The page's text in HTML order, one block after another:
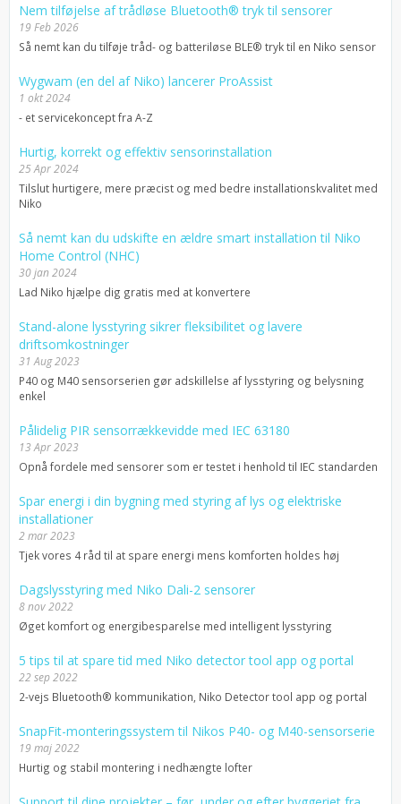
Nem tilføjelse af trådløse Bluetooth® tryk til sensorer
19 Feb 2026
Så nemt kan du tilføje tråd- og batteriløse BLE® tryk til en Niko sensor
Wygwam (en del af Niko) lancerer ProAssist
1 okt 2024
- et servicekoncept fra A-Z
Hurtig, korrekt og effektiv sensorinstallation
25 Apr 2024
Tilslut hurtigere, mere præcist og med bedre installationskvalitet med
Niko
Så nemt kan du udskifte en ældre smart installation til Niko
Home Control (NHC)
30 jan 2024
Lad Niko hjælpe dig gratis med at konvertere
Stand-alone lysstyring sikrer fleksibilitet og lavere
driftsomkostninger
31 Aug 2023
P40 og M40 sensorserien gør adskillelse af lysstyring og belysning
enkel
Pålidelig PIR sensorrækkevidde med IEC 63180
13 Apr 2023
Opnå fordele med sensorer som er testet i henhold til IEC standarden
Spar energi i din bygning med styring af lys og elektriske
installationer
2 mar 2023
Tjek vores 4 råd til at spare energi mens komforten holdes høj
Dagslysstyring med Niko Dali-2 sensorer
8 nov 2022
Øget komfort og energibesparelse med intelligent lysstyring
5 tips til at spare tid med Niko detector tool app og portal
22 sep 2022
2-vejs Bluetooth® kommunikation, Niko Detector tool app og portal
SnapFit-monteringssystem til Nikos P40- og M40-sensorserie
19 maj 2022
Hurtig og stabil montering i nedhængte lofter